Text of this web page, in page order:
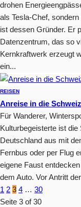
drohen
als Tesla-Chef,
ist dessen Gründer. Er
Datenzentrum, das so
Kernkraftwerk erzeugt
ein...
REISEN
Anreise in die
Für Wanderer,
Kulturbegeisterte ist
Deutschland aus mit
Fernbus oder per Flug
eigene Faust
dem Auto. Vor Antritt
1 2 3 4 … 30
Seite 3 of 30